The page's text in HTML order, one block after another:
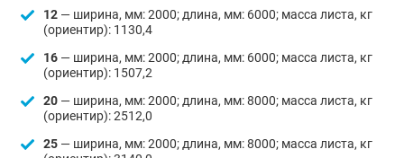
12— ширина, мм: 2000; длина, мм: 6000; масса листа, кг
(ориентир): 1130,4
16— ширина, мм: 2000; длина, мм: 6000; масса листа, кг
(ориентир): 1507,2
20— ширина, мм: 2000; длина, мм: 8000; масса листа, кг
(ориентир): 2512,0
25— ширина, мм: 2000; длина, мм: 8000; масса листа, кг